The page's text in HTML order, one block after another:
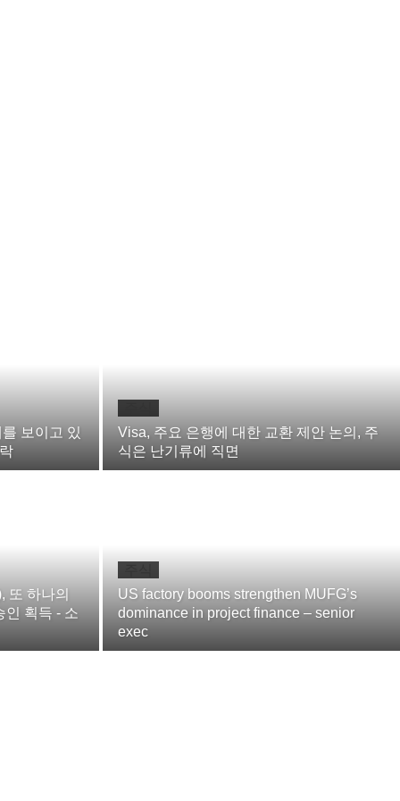
보이고 있
Visa, 주요 은행에 대한 교환 제안 논의, 주
식은 난기류에 직면
또 하나의
인 획득 - 소
US factory booms strengthen MUFG’s
dominance in project finance – senior
exec